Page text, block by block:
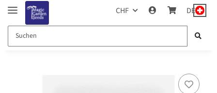
CHF DE